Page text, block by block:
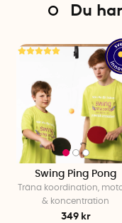
Du
Swing Ping Pong
Träna koordination,
& koncentration
349 kr